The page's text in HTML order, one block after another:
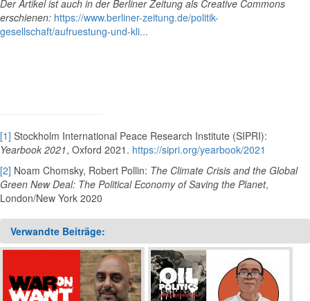
Der Artikel ist auch in der Berliner Zeitung als Creative Commons
erschienen: https://www.berliner-zeitung.de/politik-
gesellschaft/aufruestung-und-kli...
[1] Stockholm International Peace Research Institute (SIPRI):
Yearbook 2021, Oxford 2021. https://sipri.org/yearbook/2021
[2] Noam Chomsky, Robert Pollin: The Climate Crisis and the Global
Green New Deal: The Political Economy of Saving the Planet,
London/New York 2020
Verwandte Beiträge: